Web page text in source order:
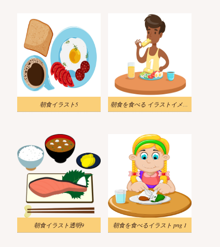
朝食イラスト5 朝食を食べる イラストイメージ
朝食イラスト透明9 朝食を食べるイラスト png 1